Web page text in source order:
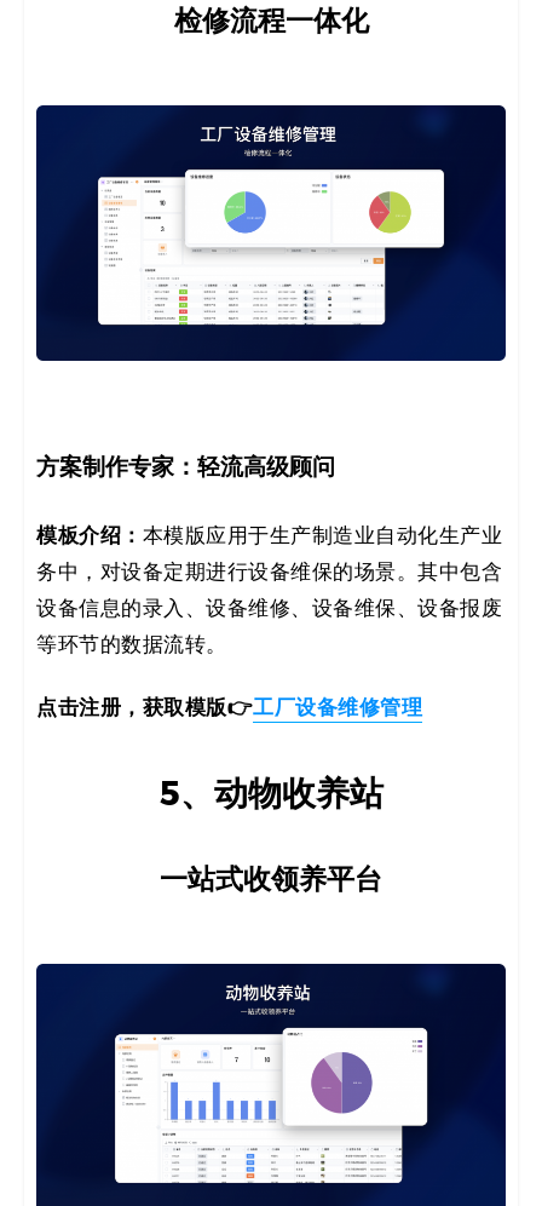
检修流程一体化
方案制作专家： 轻流高级顾问
模板介绍： 本模版应用于生产制造业自动化生产业
务中，对设备定期进行设备维保的场景。其中包含
设备信息的录入、设备维修、设备维保、设备报废
等环节的数据流转。
点击注册，获取模版👉工厂设备维修管理
5、动物收养站
一站式收领养平台